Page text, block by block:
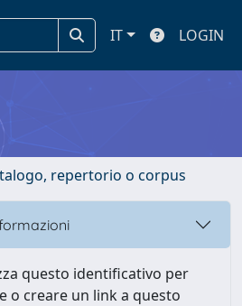
IT LOGIN
repertorio o corpus
questo identificativo per
o creare un link a questo